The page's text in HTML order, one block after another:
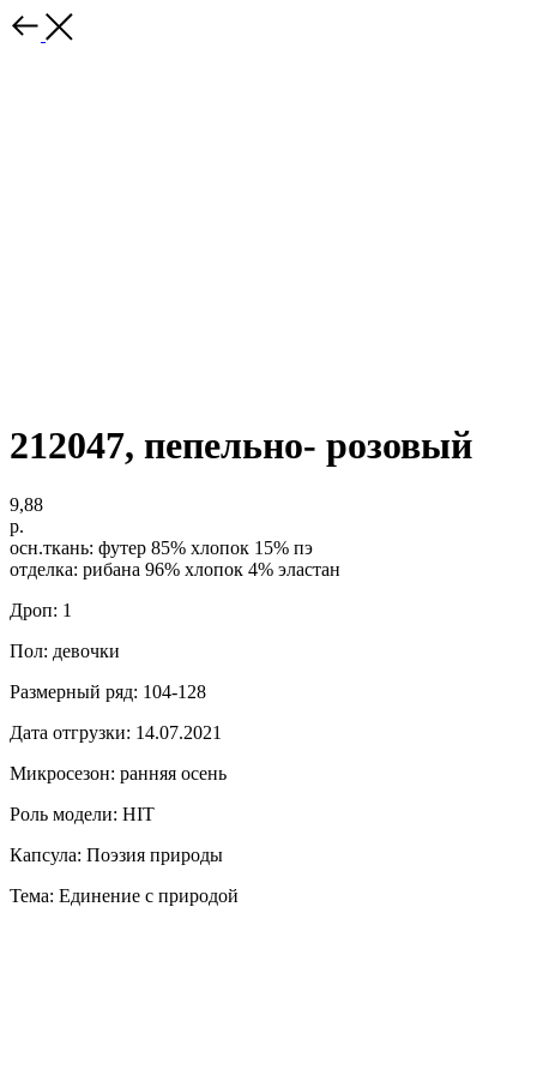
212047, пепельно- розовый
9,88
р.
осн.ткань: футер 85% хлопок 15% пэ
отделка: рибана 96% хлопок 4% эластан
Дроп: 1
Пол: девочки
Размерный ряд: 104-128
Дата отгрузки: 14.07.2021
Микросезон: ранняя осень
Роль модели: HIT
Капсула: Поэзия природы
Тема: Единение с природой